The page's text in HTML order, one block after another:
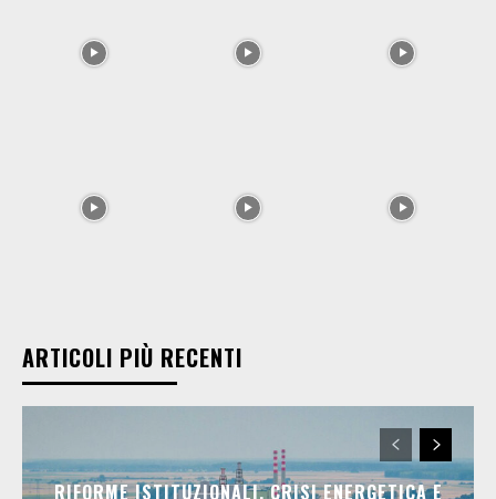
ARTICOLI PIÙ RECENTI
RIFORME ISTITUZIONALI, CRISI ENERGETICA E